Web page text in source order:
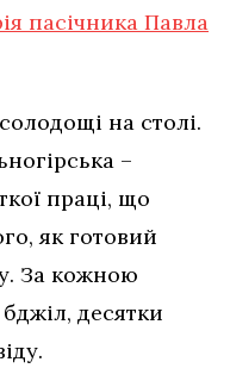
пасічника Павла
на столі.
–
праці, що
як готовий
За кожною
десятки